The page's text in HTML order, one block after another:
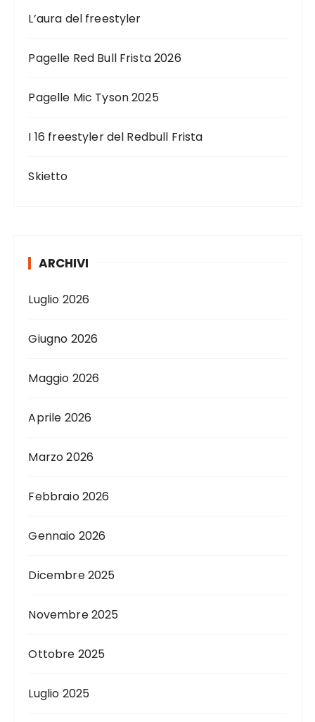
L’aura del freestyler
Pagelle Red Bull Frista 2026
Pagelle Mic Tyson 2025
I 16 freestyler del Redbull Frista
Skietto
ARCHIVI
Luglio 2026
Giugno 2026
Maggio 2026
Aprile 2026
Marzo 2026
Febbraio 2026
Gennaio 2026
Dicembre 2025
Novembre 2025
Ottobre 2025
Luglio 2025